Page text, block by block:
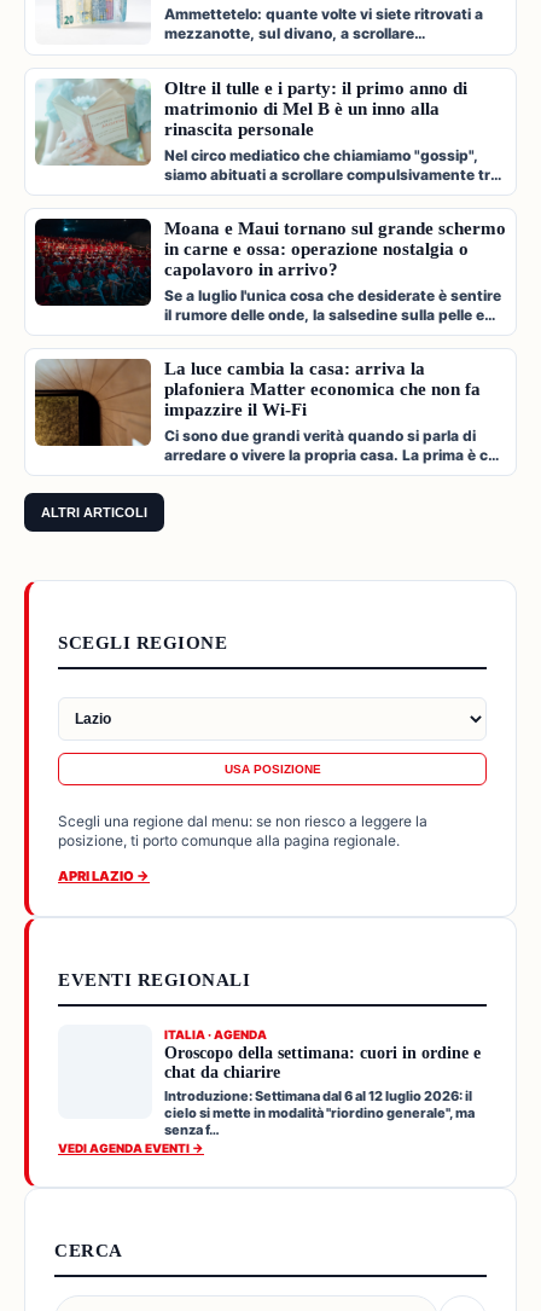
Ammettetelo: quante volte vi siete ritrovati a
mezzanotte, sul divano, a scrollare
compulsivamente l'app di Shein, Temu…
Oltre il tulle e i party: il primo anno di
matrimonio di Mel B è un inno alla
rinascita personale
Nel circo mediatico che chiamiamo "gossip",
siamo abituati a scrollare compulsivamente tra
paparazzate fugaci, divorzi a…
Moana e Maui tornano sul grande schermo
in carne e ossa: operazione nostalgia o
capolavoro in arrivo?
Se a luglio l'unica cosa che desiderate è sentire
il rumore delle onde, la salsedine sulla pelle e
cantare a squarciagol…
La luce cambia la casa: arriva la
plafoniera Matter economica che non fa
impazzire il Wi-Fi
Ci sono due grandi verità quando si parla di
arredare o vivere la propria casa. La prima è che
l'illuminazione è l'archi…
ALTRI ARTICOLI
SCEGLI REGIONE
USA POSIZIONE
Scegli una regione dal menu: se non riesco a leggere la
posizione, ti porto comunque alla pagina regionale.
APRI LAZIO →
EVENTI REGIONALI
ITALIA · AGENDA
Oroscopo della settimana: cuori in ordine e
chat da chiarire
Introduzione: Settimana dal 6 al 12 luglio 2026: il
cielo si mette in modalità "riordino generale", ma
senza f…
VEDI AGENDA EVENTI →
CERCA